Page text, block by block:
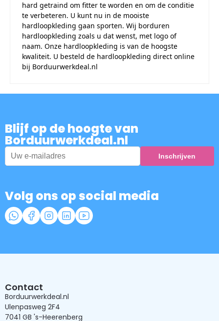
hard getraind om fitter te worden en om de conditie
te verbeteren. U kunt nu in de mooiste
hardloopkleding gaan sporten. Wij borduren
hardloopkleding zoals u dat wenst, met logo of
naam. Onze hardloopkleding is van de hoogste
kwaliteit. U besteld de hardloopkleding direct online
bij Borduurwerkdeal.nl
Blijf op de hoogte van
Borduurwerkdeal.nl
Volg ons op social media
Contact
Borduurwerkdeal.nl
Ulenpasweg 2F4
7041 GB 's-Heerenberg